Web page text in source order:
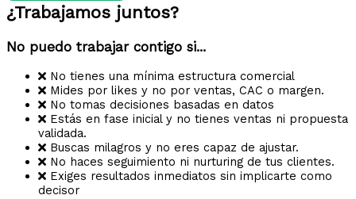
¿Trabajamos juntos?
No puedo trabajar contigo si...
No tienes una mínima estructura comercial
Mides por likes y no por ventas, CAC o margen.
No tomas decisiones basadas en datos
Estás en fase inicial y no tienes ventas ni propuesta
validada.
Buscas milagros y no eres capaz de ajustar.
No haces seguimiento ni nurturing de tus clientes.
Exiges resultados inmediatos sin implicarte como
decisor